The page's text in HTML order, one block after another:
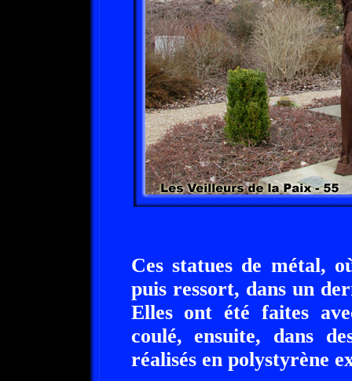
Ces statues de métal,
puis ressort, dans un
Elles ont été faites
coulé, ensuite, dans
réalisés en polystyrène